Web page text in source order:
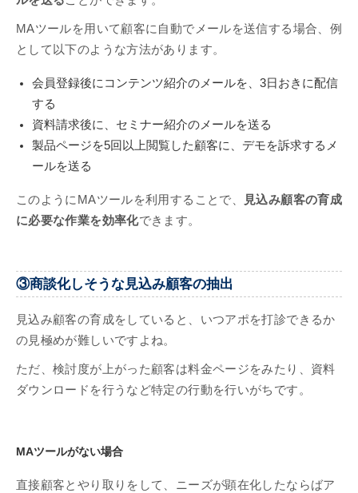
MAツールを用いて顧客に自動でメールを送信する場合、例
として以下のような方法があります。
会員登録後にコンテンツ紹介のメールを、3日おきに配信
する
資料請求後に、セミナー紹介のメールを送る
製品ページを5回以上閲覧した顧客に、デモを訴求するメ
ールを送る
このようにMAツールを利用することで、
見込み顧客の育成
に必要な作業を効率化できます。
③商談化しそうな見込み顧客の抽出
見込み顧客の育成をしていると、いつアポを打診できるか
の見極めが難しいですよね。
ただ、検討度が上がった顧客は料金ページをみたり、資料
ダウンロードを行うなど特定の行動を行いがちです。
MAツールがない場合
直接顧客とやり取りをして、ニーズが顕在化したならばア